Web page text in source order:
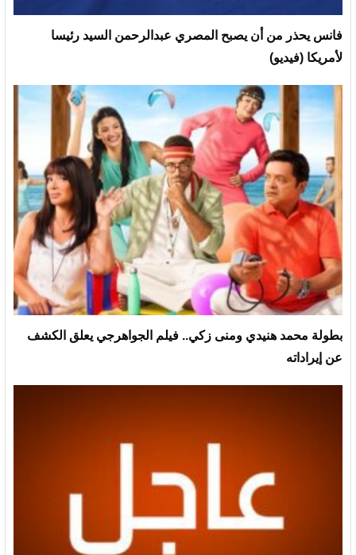
فانس يحذر من أن يصبح المصري عبدالرحمن السيد رئيسا
لأمريكا (فيديو)
بطولة محمد هنيدي ومنى زكي.. فيلم الجواهرجي يعلق الكشف
عن إيراداته